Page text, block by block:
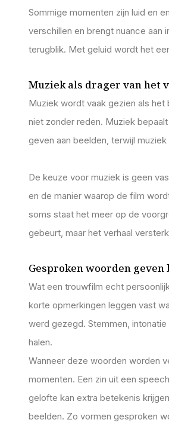
Sommige momenten zijn luid en
verschillen en brengt nuance aan
terugblik. Met geluid wordt het
Muziek als drager van het
Muziek wordt vaak gezien als
niet zonder reden. Muziek
geven aan beelden, terwijl
De keuze voor muziek is geen
en de manier waarop de film
soms staat het meer op de
gebeurt, maar het verhaal
Gesproken woorden geven
Wat een trouwfilm echt
korte opmerkingen leggen vast
werd gezegd. Stemmen,
halen.
Wanneer deze woorden worden
momenten. Een zin uit een
gelofte kan extra betekenis
beelden. Zo vormen gesproken